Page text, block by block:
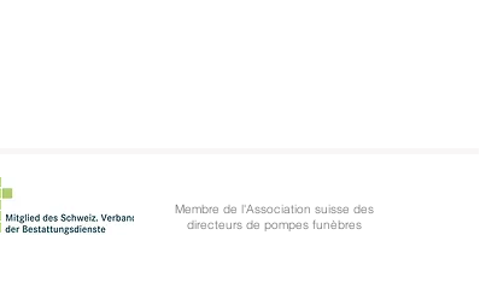
Membre de l'Association suisse des
directeurs de pompes funèbres